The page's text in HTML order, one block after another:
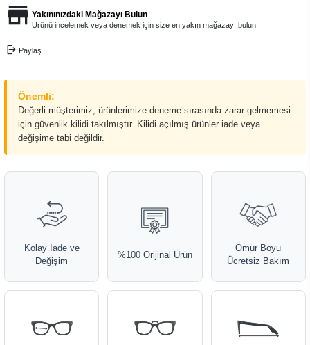
Yakınınızdaki Mağazayı Bulun
Ürünü incelemek veya denemek için size en yakın mağazayı bulun.
Paylaş
Önemli:
Değerli müşterimiz, ürünlerimize deneme sırasında zarar gelmemesi
için güvenlik kilidi takılmıştır. Kilidi açılmış ürünler iade veya
değişime tabi değildir.
Kolay İade ve
Değişim
%100 Orijinal Ürün
Ömür Boyu
Ücretsiz Bakım